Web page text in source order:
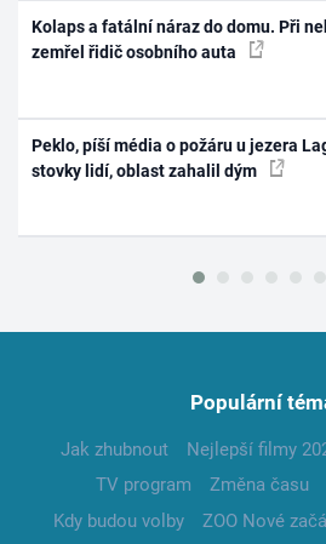
Kolaps a fatální náraz do domu. Při
zemřel řidič osobního auta
Peklo, píší média o požáru u jezera
stovky lidí, oblast zahalil dým
Populární
Jak zhubnout Nejlepší filmy
TV program
Změna času
Kdy budou volby
ZOO Nové